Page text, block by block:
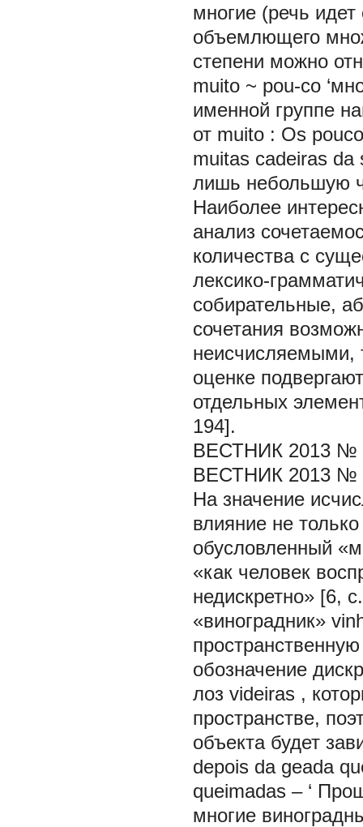
многие (речь
объемлющего
степени можно
muito ~ pou-co
именной группе
от muito : Os
muitas cadeiras da
лишь небольшую
Наиболее
анализ
количества с
лексико-
собирательные,
сочетания
неисчисляемыми,
оценке
отдельных
194].
ВЕСТНИК 2013 №
ВЕСТНИК 2013 №
На значение
влияние не
обусловленный
«как человек
недискретно» [6,
«виноградник»
обозначение
лоз videiras ,
пространстве,
объекта будет
depois da geada
queimadas – ‘
многие